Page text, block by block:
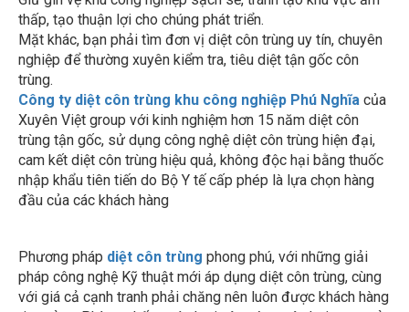
thấp, tạo thuận lợi cho chúng phát triển.
Mặt khác, bạn phải tìm đơn vị diệt côn trùng uy tín, chuyên
nghiệp để thường xuyên kiểm tra, tiêu diệt tận gốc côn
trùng.
Công ty diệt côn trùng khu công nghiệp Phú Nghĩa
của
Xuyên Việt group với kinh nghiệm hơn 15 năm diệt côn
trùng tận gốc, sử dụng công nghệ diệt côn trùng hiện đại,
cam kết diệt côn trùng hiệu quả, không độc hại bằng thuốc
nhập khẩu tiên tiến do Bộ Y tế cấp phép là lựa chọn hàng
đầu của các khách hàng
Phương pháp diệt côn trùng
phong phú, với những giải
pháp công nghệ Kỹ thuật mới áp dụng diệt côn trùng, cùng
với giá cả cạnh tranh phải chăng nên luôn được khách hàng
tin tưởng. Phòng chống các loại côn trùng gây hại quay trở